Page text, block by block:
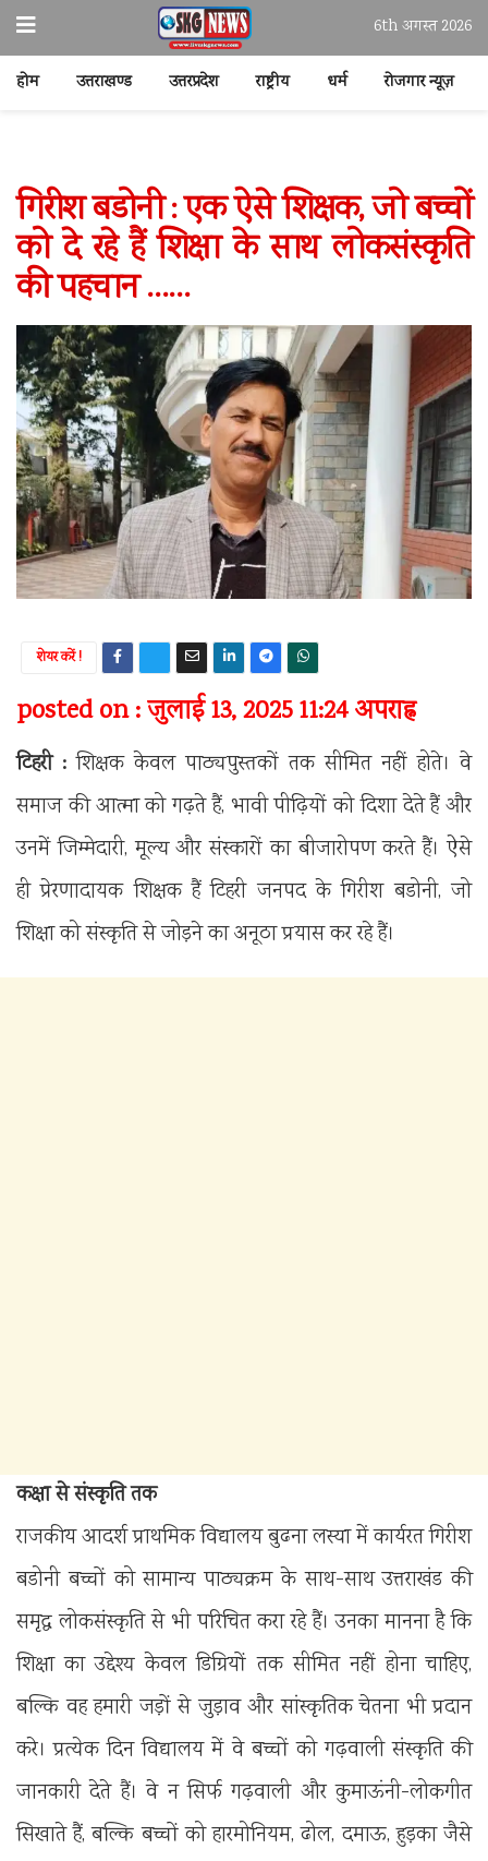
6th अगस्त 2026
होम उत्तराखण्ड उत्तरप्रदेश राष्ट्रीय धर्म रोजगार न्यूज़
गिरीश बडोनी : एक ऐसे शिक्षक, जो बच्चों
को दे रहे हैं शिक्षा के साथ लोकसंस्कृति
की पहचान ……
शेयर करें !
posted on : जुलाई 13, 2025 11:24 अपराह्न
टिहरी : शिक्षक केवल पाठ्यपुस्तकों तक सीमित नहीं होते। वे
समाज की आत्मा को गढ़ते हैं, भावी पीढ़ियों को दिशा देते हैं और
उनमें जिम्मेदारी, मूल्य और संस्कारों का बीजारोपण करते हैं। ऐसे
ही प्रेरणादायक शिक्षक हैं टिहरी जनपद के गिरीश बडोनी, जो
शिक्षा को संस्कृति से जोड़ने का अनूठा प्रयास कर रहे हैं।
कक्षा से संस्कृति तक
राजकीय आदर्श प्राथमिक विद्यालय बुढना लस्या में कार्यरत गिरीश
बडोनी बच्चों को सामान्य पाठ्यक्रम के साथ-साथ उत्तराखंड की
समृद्ध लोकसंस्कृति से भी परिचित करा रहे हैं। उनका मानना है कि
शिक्षा का उद्देश्य केवल डिग्रियों तक सीमित नहीं होना चाहिए,
बल्कि वह हमारी जड़ों से जुड़ाव और सांस्कृतिक चेतना भी प्रदान
करे। प्रत्येक दिन विद्यालय में वे बच्चों को गढ़वाली संस्कृति की
जानकारी देते हैं। वे न सिर्फ गढ़वाली और कुमाऊंनी-लोकगीत
सिखाते हैं, बल्कि बच्चों को हारमोनियम, ढोल, दमाऊ, हुड़का जैसे